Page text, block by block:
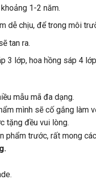
1-2 năm.
dễ chịu, để trong môi
tan ra.
3 lớp, hoa hồng sáp 4
mẫu mã đa dạng.
mình sẽ cố gắng làm
tặng đều vui lòng.
phẩm trước, rất mong